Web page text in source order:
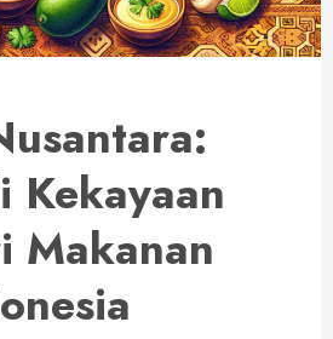
Kekayaan
Makanan